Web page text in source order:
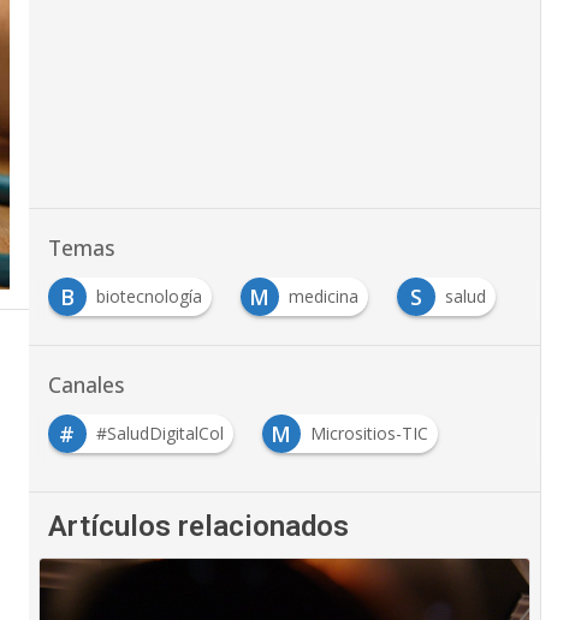
Temas
B
biotecnología M medicina S salud
Canales
#
#SaludDigitalCol M Micrositios-TIC
Artículos relacionados